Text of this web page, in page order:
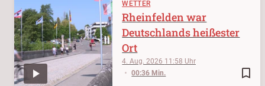
WETTER
bookmark_border
4. Aug. 2026 11:58
00:36 Min.
Rheinfelden war
Deutschlands heißester
Ort